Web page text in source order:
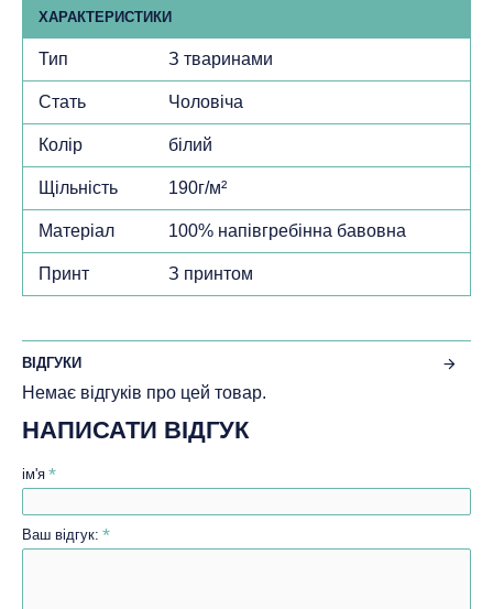
ХАРАКТЕРИСТИКИ
Тип З тваринами
Стать Чоловіча
Колір білий
Щільність 190г/м²
Матеріал 100% напівгребінна бавовна
Принт З принтом
ВІДГУКИ
Немає відгуків про цей товар.
НАПИСАТИ ВІДГУК
ім'я
Ваш відгук: